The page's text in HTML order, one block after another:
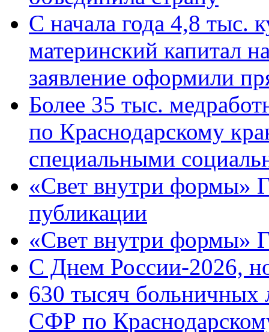
С начала года 4,8 тыс.
материнский капитал
заявление оформили
Более 35 тыс.
по Краснодарскому
специальными
«Свет внутри формы»
публикации
«Свет внутри формы»
C Днем России-2026,
630 тысяч больничных
СФР по